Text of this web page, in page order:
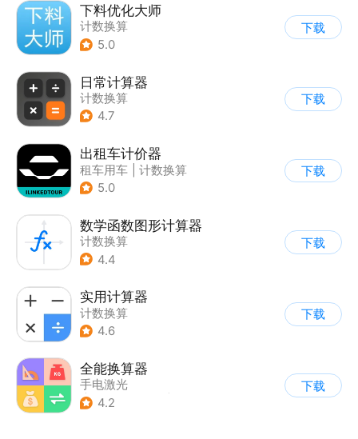
下料优化大师
计数换算
5.0
下载
日常计算器
计数换算
4.7
下载
出租车计价器
租车用车
计数换算
5.0
下载
数学函数图形计算器
计数换算
4.4
下载
实用计算器
计数换算
4.6
下载
全能换算器
手电激光
| 其他测量工具
4.2
下载